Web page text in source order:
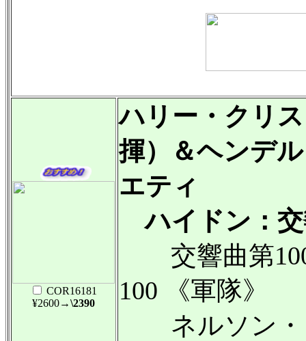
COR16181
¥2600→\2390
ハリー・クリ
揮）＆ヘンデ
エティ
ハイドン：交
交響曲第100
100 《軍隊》
ネルソン・